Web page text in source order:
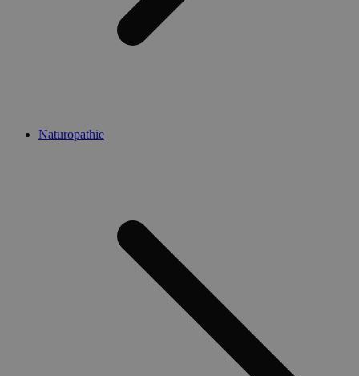
Naturopathie